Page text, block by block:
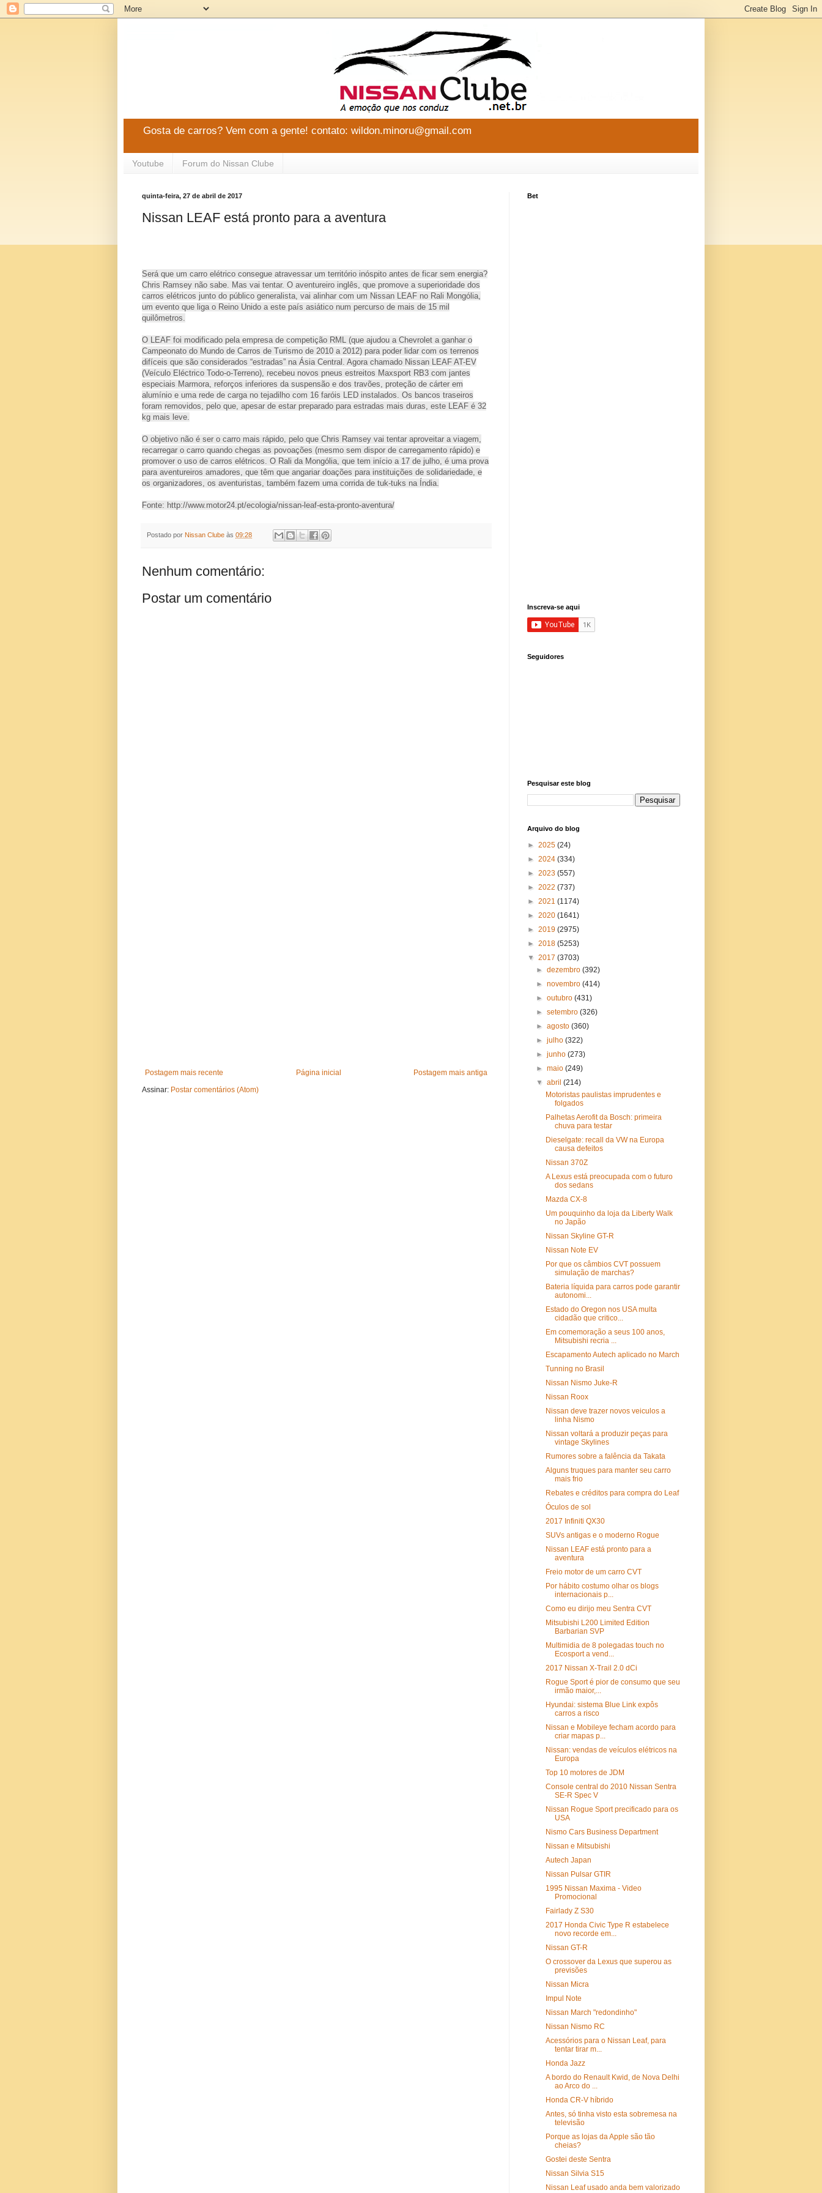
Gosta de carros? Vem com a gente! contato: wildon.minoru@gmail.com
Youtube Forum do Nissan Clube
quinta-feira, 27 de abril de 2017
Nissan LEAF está pronto para a aventura
Será que um carro elétrico consegue atravessar um território inóspito antes de ficar sem energia?
Chris Ramsey não sabe. Mas vai tentar. O aventureiro inglês, que promove a superioridade dos
carros elétricos junto do público generalista, vai alinhar com um Nissan LEAF no Rali Mongólia,
um evento que liga o Reino Unido a este país asiático num percurso de mais de 15 mil
quilômetros.
O LEAF foi modificado pela empresa de competição RML (que ajudou a Chevrolet a ganhar o
Campeonato do Mundo de Carros de Turismo de 2010 a 2012) para poder lidar com os terrenos
difíceis que são considerados “estradas” na Ásia Central. Agora chamado Nissan LEAF AT-EV
(Veículo Eléctrico Todo-o-Terreno), recebeu novos pneus estreitos Maxsport RB3 com jantes
especiais Marmora, reforços inferiores da suspensão e dos travões, proteção de cárter em
alumínio e uma rede de carga no tejadilho com 16 faróis LED instalados. Os bancos traseiros
foram removidos, pelo que, apesar de estar preparado para estradas mais duras, este LEAF é 32
kg mais leve.
O objetivo não é ser o carro mais rápido, pelo que Chris Ramsey vai tentar aproveitar a viagem,
recarregar o carro quando chegas as povoações (mesmo sem dispor de carregamento rápido) e
promover o uso de carros elétricos. O Rali da Mongólia, que tem início a 17 de julho, é uma prova
para aventureiros amadores, que têm que angariar doações para instituições de solidariedade, e
os organizadores, os aventuristas, também fazem uma corrida de tuk-tuks na Índia.
Fonte: http://www.motor24.pt/ecologia/nissan-leaf-esta-pronto-aventura/
Postado por Nissan Clube às 09:28
Nenhum comentário:
Postar um comentário
Postagem mais recente Postagem mais antiga
Página inicial
Assinar: Postar comentários (Atom)
Bet
Inscreva-se aqui
Seguidores
Pesquisar este blog
Arquivo do blog
► 2025 (24)
► 2024 (334)
► 2023 (557)
► 2022 (737)
► 2021 (1174)
► 2020 (1641)
► 2019 (2975)
► 2018 (5253)
▼ 2017 (3703)
►dezembro(392)
►novembro(414)
►outubro(431)
►setembro(326)
►agosto(360)
►julho(322)
►junho(273)
►maio(249)
▼abril(214)
Motoristas paulistas imprudentes e
folgados
Palhetas Aerofit da Bosch: primeira
chuva para testar
Dieselgate: recall da VW na Europa
causa defeitos
Nissan 370Z
A Lexus está preocupada com o futuro
dos sedans
Mazda CX-8
Um pouquinho da loja da Liberty Walk
no Japão
Nissan Skyline GT-R
Nissan Note EV
Por que os câmbios CVT possuem
simulação de marchas?
Bateria líquida para carros pode garantir
autonomi...
Estado do Oregon nos USA multa
cidadão que critico...
Em comemoração a seus 100 anos,
Mitsubishi recria ...
Escapamento Autech aplicado no March
Tunning no Brasil
Nissan Nismo Juke-R
Nissan Roox
Nissan deve trazer novos veiculos a
linha Nismo
Nissan voltará a produzir peças para
vintage Skylines
Rumores sobre a falência da Takata
Alguns truques para manter seu carro
mais frio
Rebates e créditos para compra do Leaf
Óculos de sol
2017 Infiniti QX30
SUVs antigas e o moderno Rogue
Nissan LEAF está pronto para a
aventura
Freio motor de um carro CVT
Por hábito costumo olhar os blogs
internacionais p...
Como eu dirijo meu Sentra CVT
Mitsubishi L200 Limited Edition
Barbarian SVP
Multimidia de 8 polegadas touch no
Ecosport a vend...
2017 Nissan X-Trail 2.0 dCi
Rogue Sport é pior de consumo que seu
irmão maior,...
Hyundai: sistema Blue Link expôs
carros a risco
Nissan e Mobileye fecham acordo para
criar mapas p...
Nissan: vendas de veículos elétricos na
Europa
Top 10 motores de JDM
Console central do 2010 Nissan Sentra
SE-R Spec V
Nissan Rogue Sport precificado para os
USA
Nismo Cars Business Department
Nissan e Mitsubishi
Autech Japan
Nissan Pulsar GTIR
1995 Nissan Maxima - Video
Promocional
Fairlady Z S30
2017 Honda Civic Type R estabelece
novo recorde em...
Nissan GT-R
O crossover da Lexus que superou as
previsões
Nissan Micra
Impul Note
Nissan March "redondinho"
Nissan Nismo RC
Acessórios para o Nissan Leaf, para
tentar tirar m...
Honda Jazz
A bordo do Renault Kwid, de Nova Delhi
ao Arco do ...
Honda CR-V híbrido
Antes, só tinha visto esta sobremesa na
televisão
Porque as lojas da Apple são tão
cheias?
Gostei deste Sentra
Nissan Silvia S15
Nissan Leaf usado anda bem valorizado